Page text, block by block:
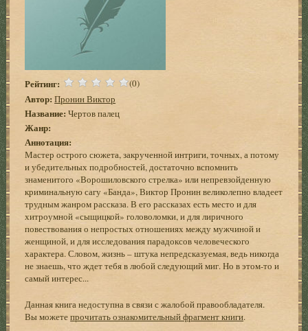
Рейтинг: (0)
Автор: Пронин Виктор
Название: Чертов палец
Жанр:
Аннотация:
Мастер острого сюжета, закрученной интриги, точных, а потому
и убедительных подробностей, достаточно вспомнить
знаменитого «Ворошиловского стрелка» или непревзойденную
криминальную сагу «Банда», Виктор Пронин великолепно владеет
трудным жанром рассказа. В его рассказах есть место и для
хитроумной «сыщицкой» головоломки, и для лиричного
повествования о непростых отношениях между мужчиной и
женщиной, и для исследования парадоксов человеческого
характера. Словом, жизнь – штука непредсказуемая, ведь никогда
не знаешь, что ждет тебя в любой следующий миг. Но в этом-то и
самый интерес...
Данная книга недоступна в связи с жалобой правообладателя.
Вы можетепрочитать ознакомительный фрагмент книги.